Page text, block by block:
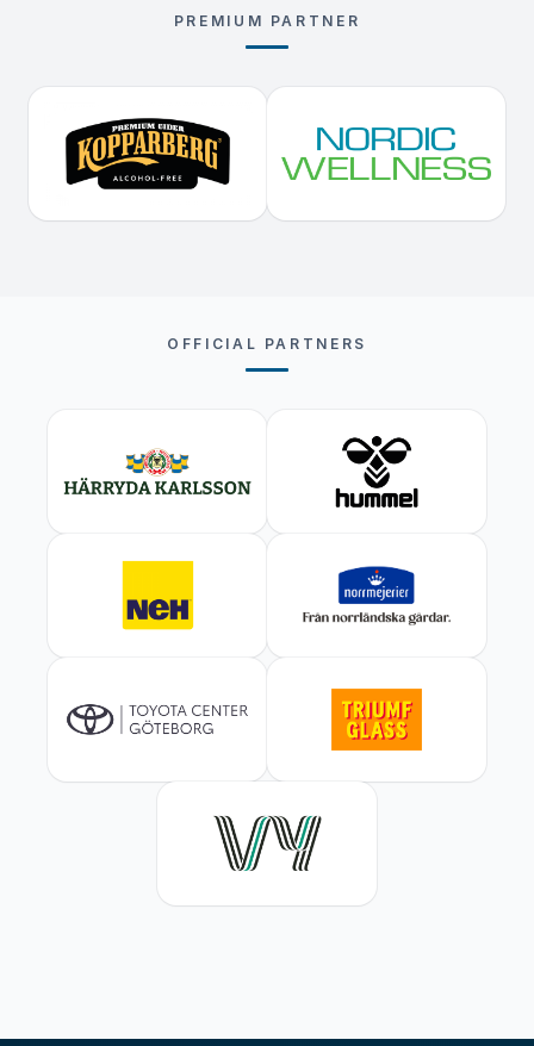
PREMIUM PARTNER
OFFICIAL PARTNERS